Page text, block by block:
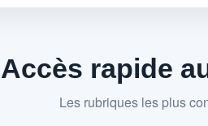
Accès rapide
Les rubriques les plus